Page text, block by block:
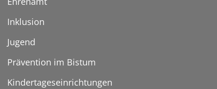
Inklusion
Jugend
Prävention im Bistum
Kindertageseinrichtungen